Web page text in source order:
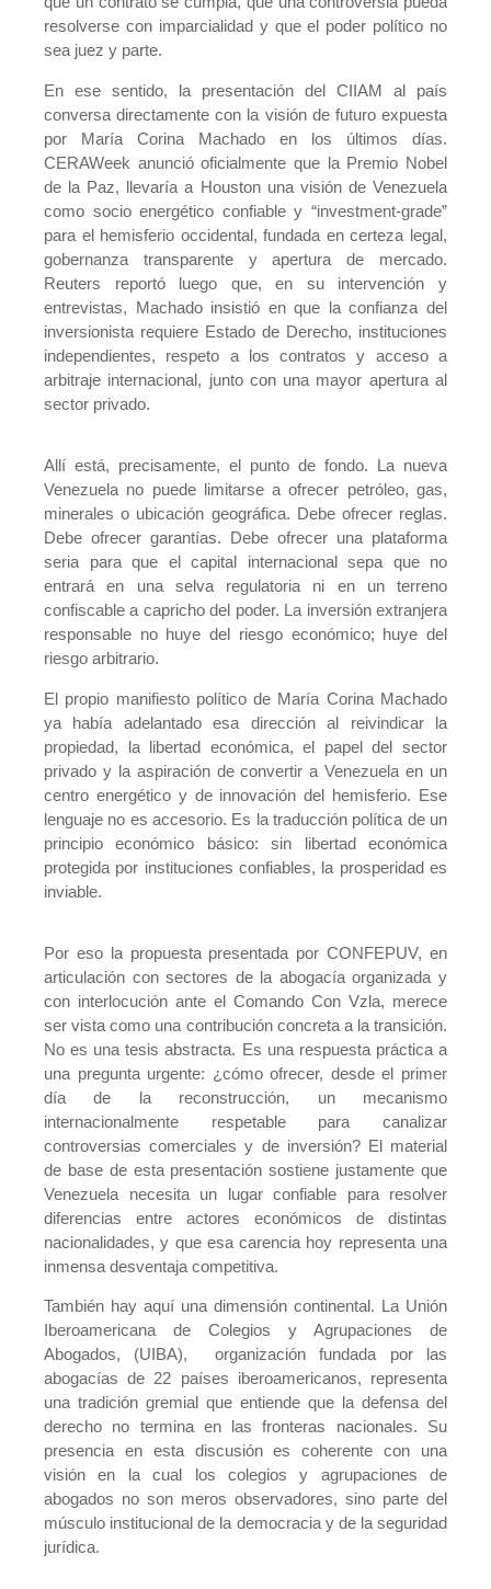
resolverse con imparcialidad y que el poder político no
sea juez y parte.
En ese sentido, la presentación del CIIAM al país
conversa directamente con la visión de futuro expuesta
por María Corina Machado en los últimos días.
CERAWeek anunció oficialmente que la Premio Nobel
de la Paz, llevaría a Houston una visión de Venezuela
como socio energético confiable y “investment-grade”
para el hemisferio occidental, fundada en certeza legal,
gobernanza transparente y apertura de mercado.
Reuters reportó luego que, en su intervención y
entrevistas, Machado insistió en que la confianza del
inversionista requiere Estado de Derecho, instituciones
independientes, respeto a los contratos y acceso a
arbitraje internacional, junto con una mayor apertura al
sector privado.
Allí está, precisamente, el punto de fondo. La nueva
Venezuela no puede limitarse a ofrecer petróleo, gas,
minerales o ubicación geográfica. Debe ofrecer reglas.
Debe ofrecer garantías. Debe ofrecer una plataforma
seria para que el capital internacional sepa que no
entrará en una selva regulatoria ni en un terreno
confiscable a capricho del poder. La inversión extranjera
responsable no huye del riesgo económico; huye del
riesgo arbitrario.
El propio manifiesto político de María Corina Machado
ya había adelantado esa dirección al reivindicar la
propiedad, la libertad económica, el papel del sector
privado y la aspiración de convertir a Venezuela en un
centro energético y de innovación del hemisferio. Ese
lenguaje no es accesorio. Es la traducción política de un
principio económico básico: sin libertad económica
protegida por instituciones confiables, la prosperidad es
inviable.
Por eso la propuesta presentada por CONFEPUV, en
articulación con sectores de la abogacía organizada y
con interlocución ante el Comando Con Vzla, merece
ser vista como una contribución concreta a la transición.
No es una tesis abstracta. Es una respuesta práctica a
una pregunta urgente: ¿cómo ofrecer, desde el primer
día de la reconstrucción, un mecanismo
internacionalmente respetable para canalizar
controversias comerciales y de inversión? El material
de base de esta presentación sostiene justamente que
Venezuela necesita un lugar confiable para resolver
diferencias entre actores económicos de distintas
nacionalidades, y que esa carencia hoy representa una
inmensa desventaja competitiva.
También hay aquí una dimensión continental. La Unión
Iberoamericana de Colegios y Agrupaciones de
Abogados, (UIBA), organización fundada por las
abogacías de 22 países iberoamericanos, representa
una tradición gremial que entiende que la defensa del
derecho no termina en las fronteras nacionales. Su
presencia en esta discusión es coherente con una
visión en la cual los colegios y agrupaciones de
abogados no son meros observadores, sino parte del
músculo institucional de la democracia y de la seguridad
jurídica.